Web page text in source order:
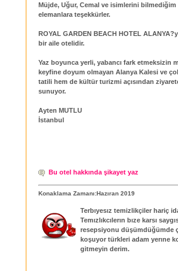
Müjde, Uğur, Cemal ve isimlerini
elemanlara teşekkürler.
ROYAL GARDEN BEACH HOTEL
bir aile otelidir.
Yaz boyunca yerli, yabancı fark etmeksizin
keyfine doyum olmayan Alanya Kalesi ve
tatili hem de kültür turizmi açısından
sunuyor.
Ayten MUTLU
İstanbul
Bu otel hakkında şikayet yaz
Konaklama Zamanı:Hazıran 2019
Terbıyesız temizlikçiler hariç
Temızlıkcılerın bıze karsı
resepsiyonu düşümdüğümde
koşuyor türkleri adam yerıne
gitmeyin derim.